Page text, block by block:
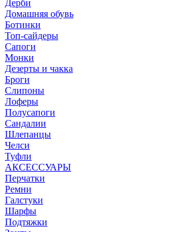
Дерби
Домашняя обувь
Ботинки
Топ-сайдеры
Сапоги
Монки
Дезерты и чакка
Броги
Слипоны
Лоферы
Полусапоги
Сандалии
Шлепанцы
Челси
Туфли
АКСЕССУАРЫ
Перчатки
Ремни
Галстуки
Шарфы
Подтяжки